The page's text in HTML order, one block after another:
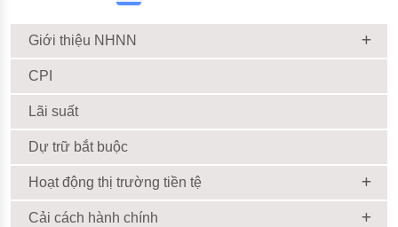
Giới thiệu NHNN
CPI
Lãi suất
Dự trữ bắt buộc
Hoạt động thị trường tiền tệ
Cải cách hành chính